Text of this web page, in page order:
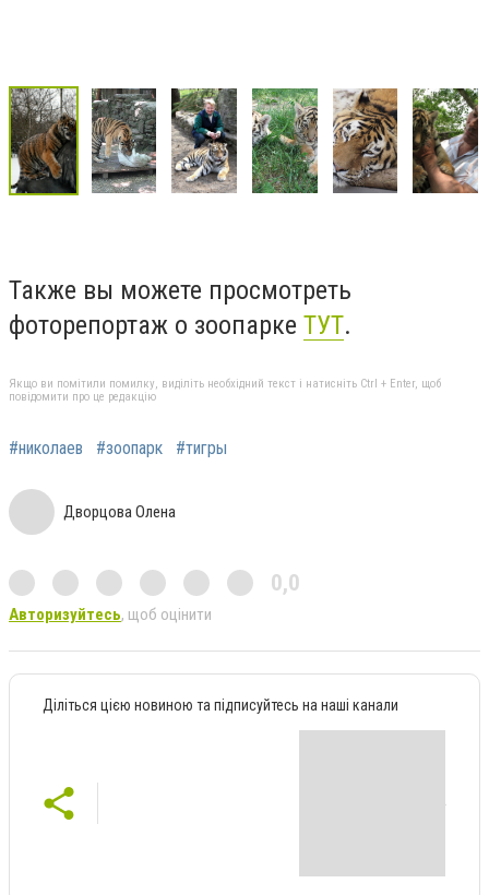
Также вы можете просмотреть
фоторепортаж о зоопарке ТУТ.
Якщо ви помітили помилку, виділіть необхідний текст і натисніть Ctrl + Enter, щоб
повідомити про це редакцію
#николаев #зоопарк #тигры
Дворцова Олена
0,0
Авторизуйтесь, щоб оцінити
Діліться цією новиною та підписуйтесь на наші канали